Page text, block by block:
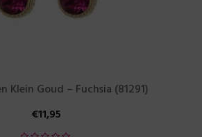
Klein Goud – Fuchsia (81291)
€11,95